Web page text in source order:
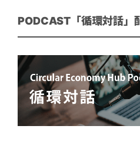
PODCAST「循環対話」